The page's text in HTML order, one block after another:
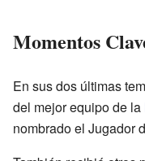
Momentos
En sus dos últimas
del mejor equipo de la
nombrado el Jugador